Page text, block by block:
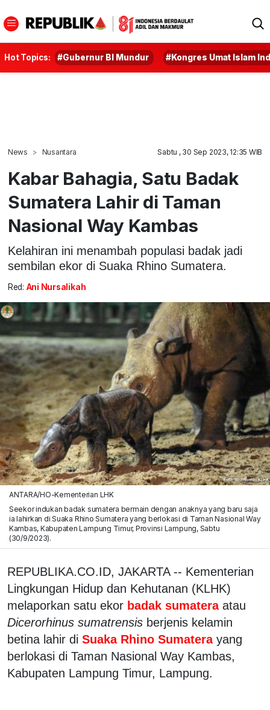
Hot Topics: #Gubernur BI Mundur #Kongres Umat Islam
News Nusantara Sabtu , 30 Sep 2023, 12:35 WIB
Kabar Bahagia, Satu Badak
Sumatera Lahir di Taman
Nasional Way Kambas
Kelahiran ini menambah populasi badak jadi
sembilan ekor di Suaka Rhino Sumatera.
Red: Ani Nursalikah
ANTARA/HO-Kementerian LHK
Seekor indukan badak sumatera bermain dengan anaknya yang baru saja
ia lahirkan di Suaka Rhino Sumatera yang berlokasi di Taman Nasional Way
Kambas, Kabupaten Lampung Timur, Provinsi Lampung, Sabtu
(30/9/2023).
REPUBLIKA.CO.ID, JAKARTA -- Kementerian
Lingkungan Hidup dan Kehutanan (KLHK)
melaporkan satu ekor badak sumatera atau
Dicerorhinus sumatrensis berjenis kelamin
betina lahir di Suaka Rhino Sumatera yang
berlokasi di Taman Nasional Way Kambas,
Kabupaten Lampung Timur, Lampung.